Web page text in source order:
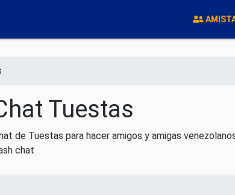
Tuestas
de Tuestas para hacer amigos y amigas
chat